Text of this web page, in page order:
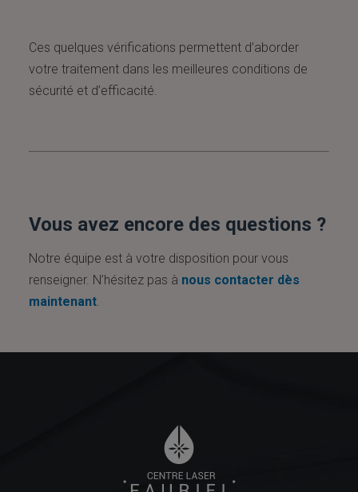
Ces quelques vérifications permettent d’aborder
votre traitement dans les meilleures conditions de
sécurité et d’efficacité.
Vous avez encore des questions ?
Notre équipe est à votre disposition pour vous
renseigner. N’hésitez pas à nous contacter dès
maintenant.